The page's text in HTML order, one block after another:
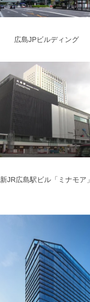
広島JPビルディング
新JR広島駅ビル「ミナモア」